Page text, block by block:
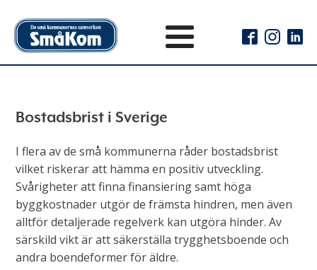
Bostadsbrist i Sverige
I flera av de små kommunerna råder bostadsbrist
vilket riskerar att hämma en positiv utveckling.
Svårigheter att finna finansiering samt höga
byggkostnader utgör de främsta hindren, men även
alltför detaljerade regelverk kan utgöra hinder. Av
särskild vikt är att säkerställa trygghetsboende och
andra boendeformer för äldre.